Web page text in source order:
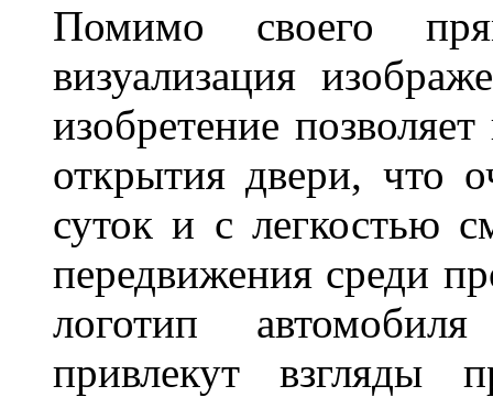
Помимо своего
визуализация
изобретение
открытия двери, что
суток и с легкостью
передвижения среди
логотип
привлекут взгляды